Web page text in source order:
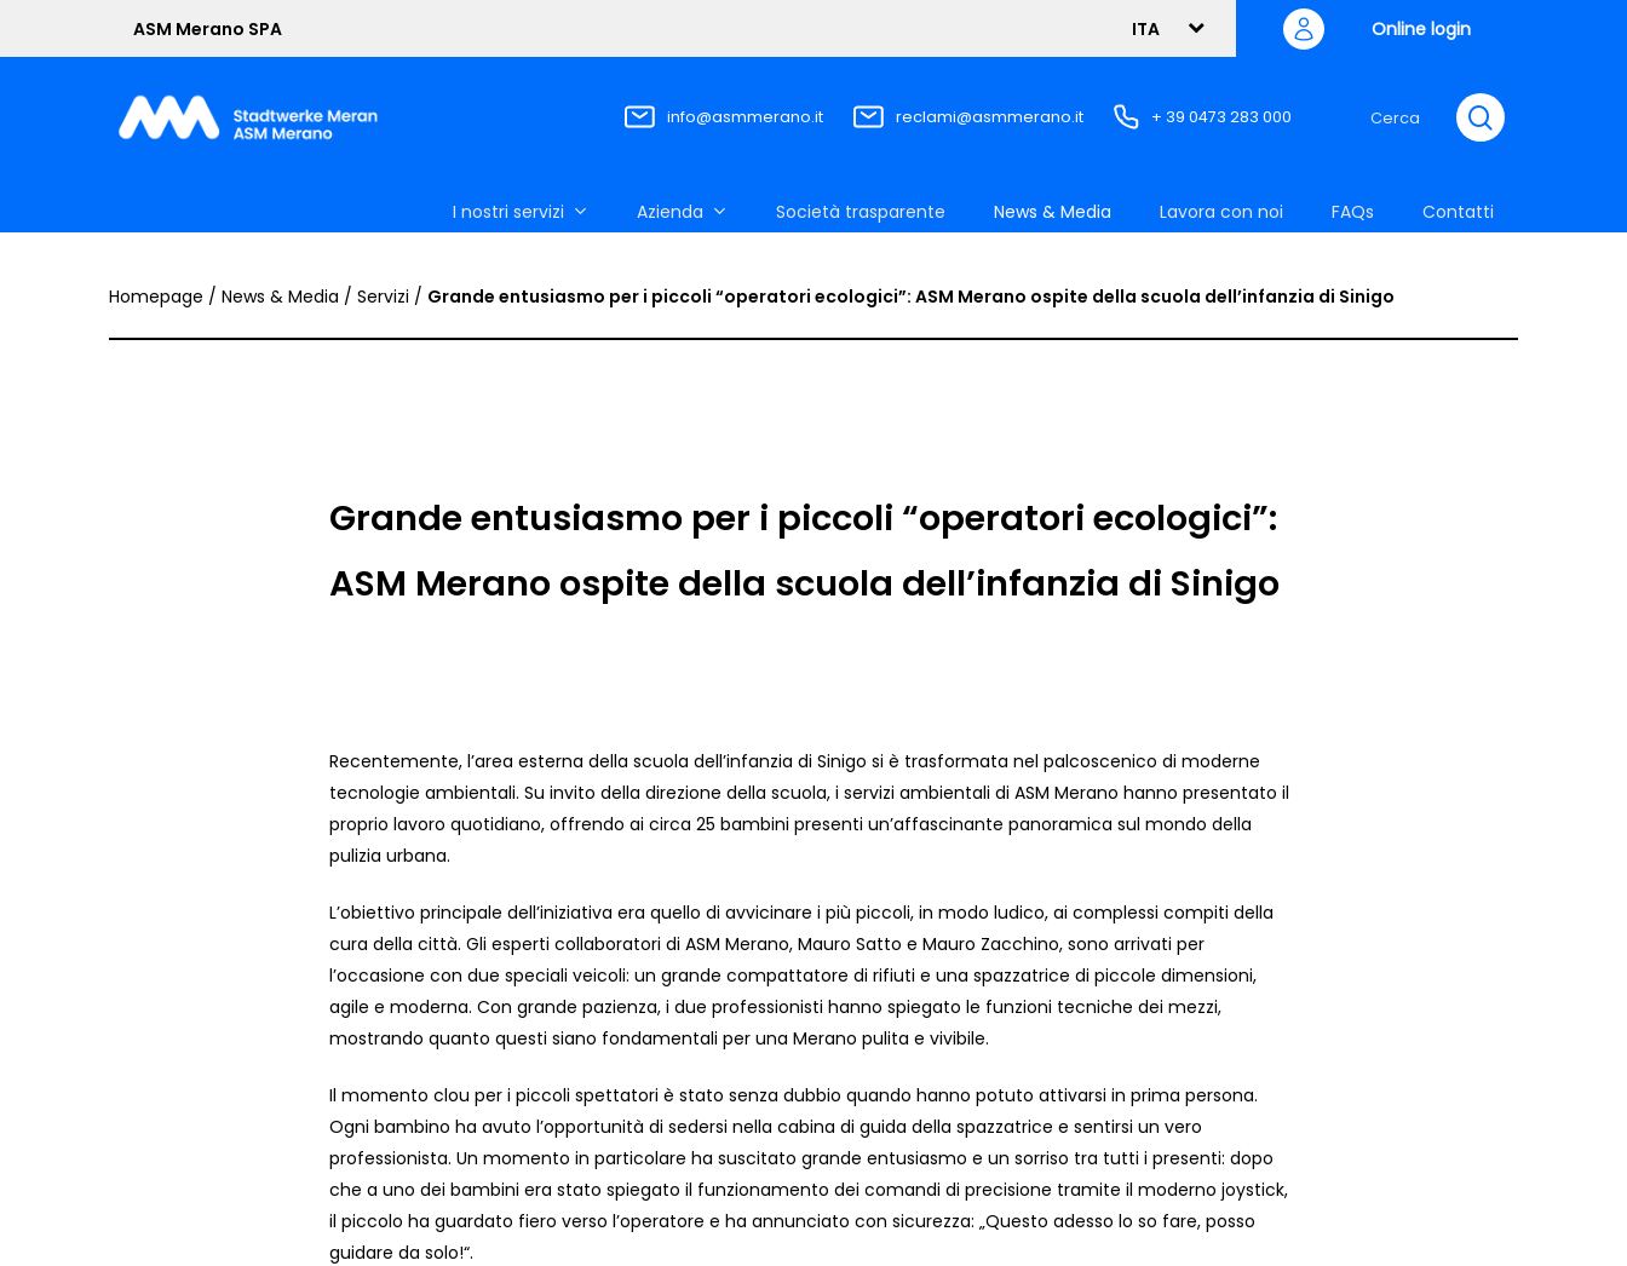
ASM Merano SPA ITA Online login
Premi Invio per cercare o ESC per chiudere
info@asmmerano.it reclami@asmmerano.it + 39 0473 283 000 Cerca
cerca
I nostri servizi Azienda Società trasparente News & Media Lavora con noi FAQs Contatti
Homepage / News & Media / Servizi / Grande entusiasmo per i piccoli “operatori ecologici”: ASM Merano ospite della scuola dell’infanzia di Sinigo
Grande entusiasmo per i piccoli “operatori ecologici”:
ASM Merano ospite della scuola dell’infanzia di Sinigo
Recentemente, l’area esterna della scuola dell’infanzia di Sinigo si è trasformata nel palcoscenico di moderne
tecnologie ambientali. Su invito della direzione della scuola, i servizi ambientali di ASM Merano hanno presentato il
proprio lavoro quotidiano, offrendo ai circa 25 bambini presenti un’affascinante panoramica sul mondo della
pulizia urbana.
L’obiettivo principale dell’iniziativa era quello di avvicinare i più piccoli, in modo ludico, ai complessi compiti della
cura della città. Gli esperti collaboratori di ASM Merano, Mauro Satto e Mauro Zacchino, sono arrivati per
l’occasione con due speciali veicoli: un grande compattatore di rifiuti e una spazzatrice di piccole dimensioni,
agile e moderna. Con grande pazienza, i due professionisti hanno spiegato le funzioni tecniche dei mezzi,
mostrando quanto questi siano fondamentali per una Merano pulita e vivibile.
Il momento clou per i piccoli spettatori è stato senza dubbio quando hanno potuto attivarsi in prima persona.
Ogni bambino ha avuto l’opportunità di sedersi nella cabina di guida della spazzatrice e sentirsi un vero
professionista. Un momento in particolare ha suscitato grande entusiasmo e un sorriso tra tutti i presenti: dopo
che a uno dei bambini era stato spiegato il funzionamento dei comandi di precisione tramite il moderno joystick,
il piccolo ha guardato fiero verso l’operatore e ha annunciato con sicurezza: „Questo adesso lo so fare, posso
guidare da solo!“.